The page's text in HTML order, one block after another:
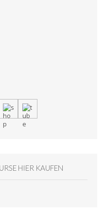
HIER KAUFEN